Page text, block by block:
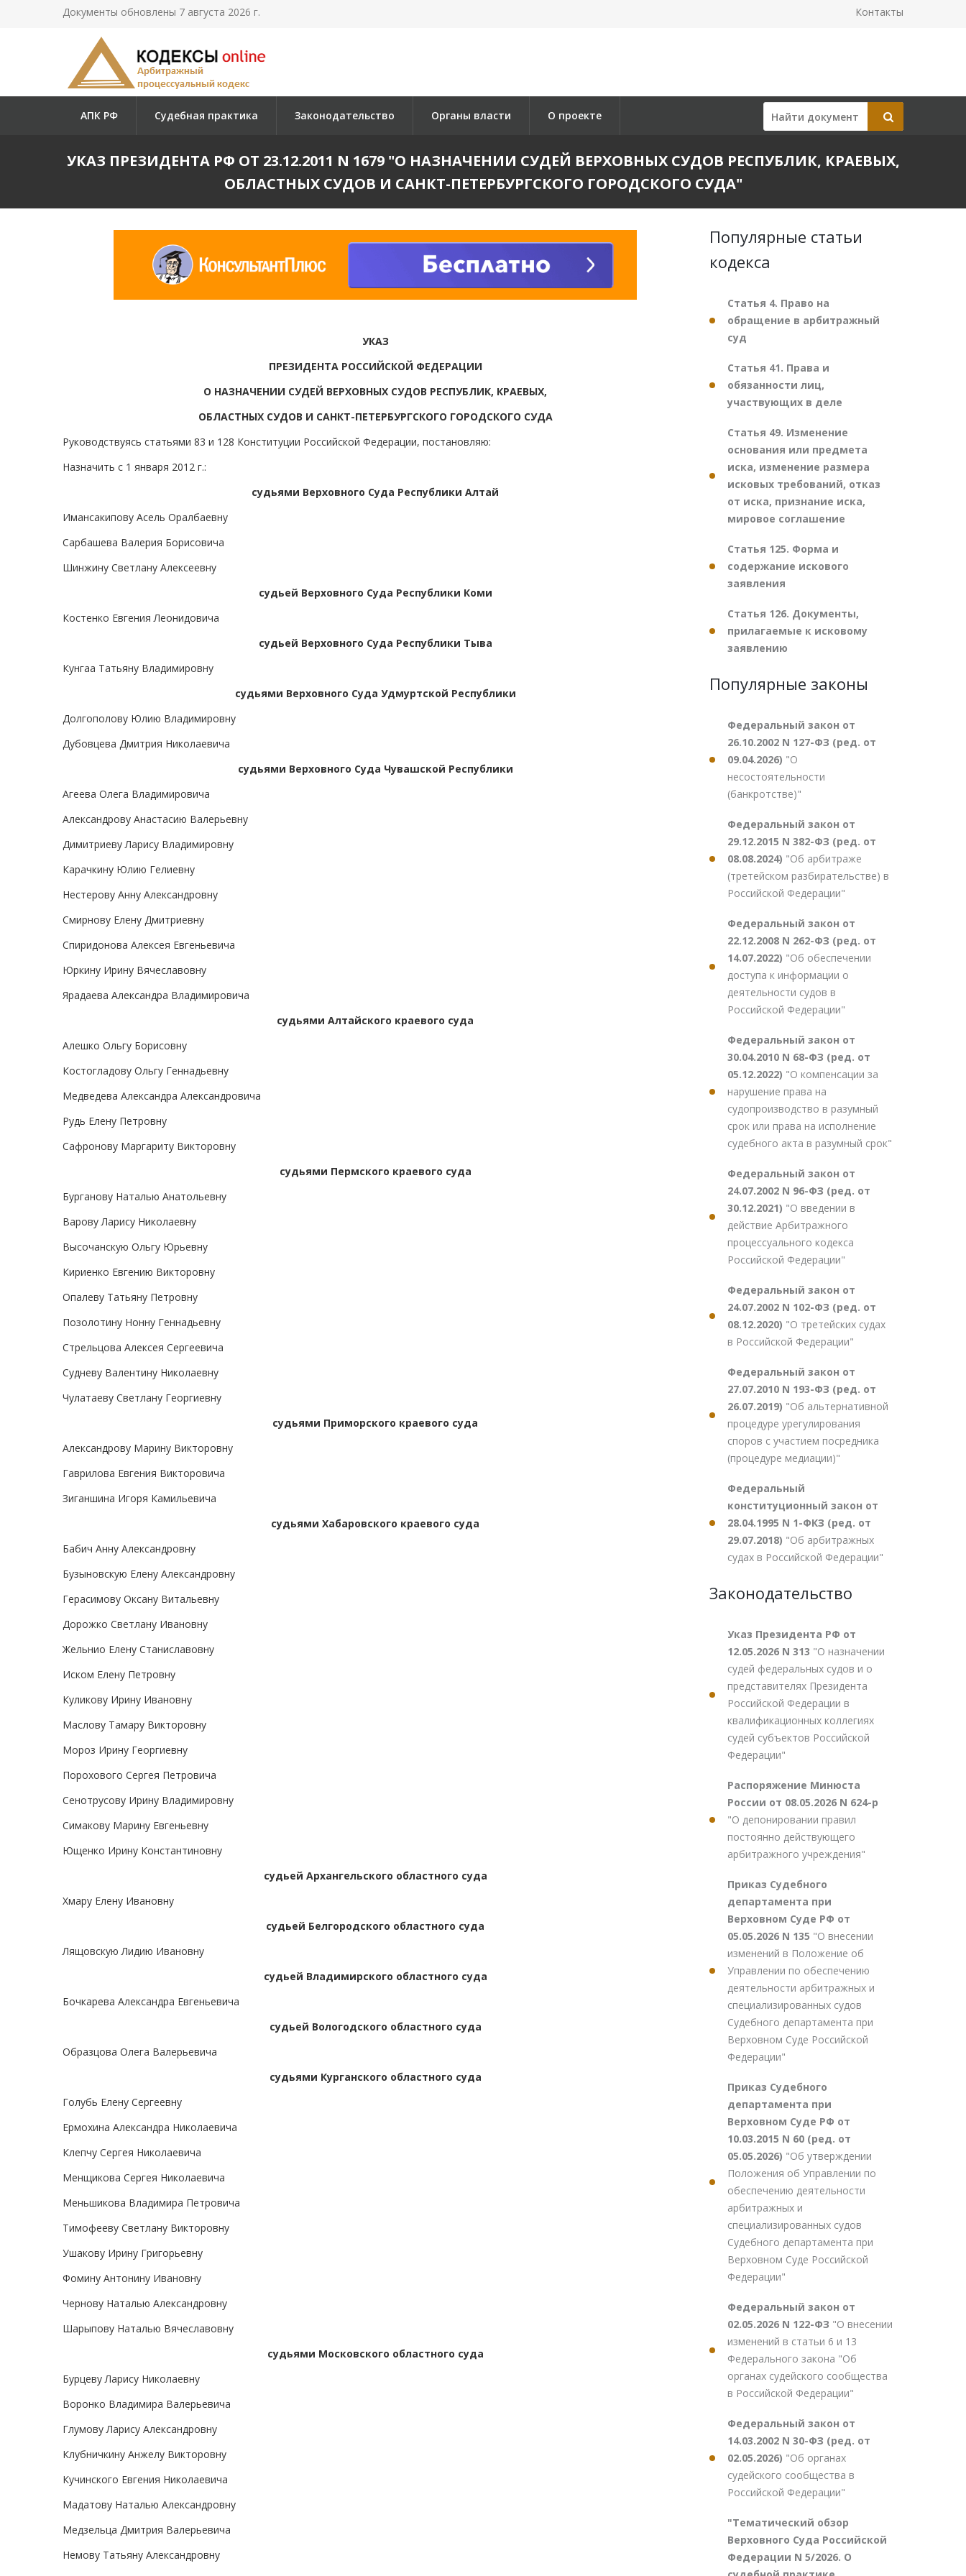
Документы обновлены 7 августа 2026 г. Контакты
АПК РФ Судебная практика Законодательство Органы власти О проекте
УКАЗ ПРЕЗИДЕНТА РФ ОТ 23.12.2011 N 1679 "О НАЗНАЧЕНИИ СУДЕЙ ВЕРХОВНЫХ СУДОВ РЕСПУБЛИК, КРАЕВЫХ,
ОБЛАСТНЫХ СУДОВ И САНКТ-ПЕТЕРБУРГСКОГО ГОРОДСКОГО СУДА"
УКАЗ
ПРЕЗИДЕНТА РОССИЙСКОЙ ФЕДЕРАЦИИ
О НАЗНАЧЕНИИ СУДЕЙ ВЕРХОВНЫХ СУДОВ РЕСПУБЛИК, КРАЕВЫХ,
ОБЛАСТНЫХ СУДОВ И САНКТ-ПЕТЕРБУРГСКОГО ГОРОДСКОГО СУДА
Руководствуясь статьями 83 и 128 Конституции Российской Федерации, постановляю:
Назначить с 1 января 2012 г.:
судьями Верховного Суда Республики Алтай
Имансакипову Асель Оралбаевну
Сарбашева Валерия Борисовича
Шинжину Светлану Алексеевну
судьей Верховного Суда Республики Коми
Костенко Евгения Леонидовича
судьей Верховного Суда Республики Тыва
Кунгаа Татьяну Владимировну
судьями Верховного Суда Удмуртской Республики
Долгополову Юлию Владимировну
Дубовцева Дмитрия Николаевича
судьями Верховного Суда Чувашской Республики
Агеева Олега Владимировича
Александрову Анастасию Валерьевну
Димитриеву Ларису Владимировну
Карачкину Юлию Гелиевну
Нестерову Анну Александровну
Смирнову Елену Дмитриевну
Спиридонова Алексея Евгеньевича
Юркину Ирину Вячеславовну
Ярадаева Александра Владимировича
судьями Алтайского краевого суда
Алешко Ольгу Борисовну
Костогладову Ольгу Геннадьевну
Медведева Александра Александровича
Рудь Елену Петровну
Сафронову Маргариту Викторовну
судьями Пермского краевого суда
Бурганову Наталью Анатольевну
Варову Ларису Николаевну
Высочанскую Ольгу Юрьевну
Кириенко Евгению Викторовну
Опалеву Татьяну Петровну
Позолотину Нонну Геннадьевну
Стрельцова Алексея Сергеевича
Судневу Валентину Николаевну
Чулатаеву Светлану Георгиевну
судьями Приморского краевого суда
Александрову Марину Викторовну
Гаврилова Евгения Викторовича
Зиганшина Игоря Камильевича
судьями Хабаровского краевого суда
Бабич Анну Александровну
Бузыновскую Елену Александровну
Герасимову Оксану Витальевну
Дорожко Светлану Ивановну
Жельнио Елену Станиславовну
Иском Елену Петровну
Куликову Ирину Ивановну
Маслову Тамару Викторовну
Мороз Ирину Георгиевну
Порохового Сергея Петровича
Сенотрусову Ирину Владимировну
Симакову Марину Евгеньевну
Ющенко Ирину Константиновну
судьей Архангельского областного суда
Хмару Елену Ивановну
судьей Белгородского областного суда
Лящовскую Лидию Ивановну
судьей Владимирского областного суда
Бочкарева Александра Евгеньевича
судьей Вологодского областного суда
Образцова Олега Валерьевича
судьями Курганского областного суда
Голубь Елену Сергеевну
Ермохина Александра Николаевича
Клепчу Сергея Николаевича
Менщикова Сергея Николаевича
Меньшикова Владимира Петровича
Тимофееву Светлану Викторовну
Ушакову Ирину Григорьевну
Фомину Антонину Ивановну
Чернову Наталью Александровну
Шарыпову Наталью Вячеславовну
судьями Московского областного суда
Бурцеву Ларису Николаевну
Воронко Владимира Валерьевича
Глумову Ларису Александровну
Клубничкину Анжелу Викторовну
Кучинского Евгения Николаевича
Мадатову Наталью Александровну
Медзельца Дмитрия Валерьевича
Немову Татьяну Александровну
Популярные статьи
кодекса
Статья 4. Право на
обращение в арбитражный
суд
Статья 41. Права и
обязанности лиц,
участвующих в деле
Статья 49. Изменение
основания или предмета
иска, изменение размера
исковых требований, отказ
от иска, признание иска,
мировое соглашение
Статья 125. Форма и
содержание искового
заявления
Статья 126. Документы,
прилагаемые к исковому
заявлению
Популярные законы
Федеральный закон от
26.10.2002 N 127-ФЗ (ред. от
09.04.2026) "О
несостоятельности
(банкротстве)"
Федеральный закон от
29.12.2015 N 382-ФЗ (ред. от
08.08.2024) "Об арбитраже
(третейском разбирательстве) в
Российской Федерации"
Федеральный закон от
22.12.2008 N 262-ФЗ (ред. от
14.07.2022) "Об обеспечении
доступа к информации о
деятельности судов в
Российской Федерации"
Федеральный закон от
30.04.2010 N 68-ФЗ (ред. от
05.12.2022) "О компенсации за
нарушение права на
судопроизводство в разумный
срок или права на исполнение
судебного акта в разумный срок"
Федеральный закон от
24.07.2002 N 96-ФЗ (ред. от
30.12.2021) "О введении в
действие Арбитражного
процессуального кодекса
Российской Федерации"
Федеральный закон от
24.07.2002 N 102-ФЗ (ред. от
08.12.2020) "О третейских судах
в Российской Федерации"
Федеральный закон от
27.07.2010 N 193-ФЗ (ред. от
26.07.2019) "Об альтернативной
процедуре урегулирования
споров с участием посредника
(процедуре медиации)"
Федеральный
конституционный закон от
28.04.1995 N 1-ФКЗ (ред. от
29.07.2018) "Об арбитражных
судах в Российской Федерации"
Законодательство
Указ Президента РФ от
12.05.2026 N 313 "О назначении
судей федеральных судов и о
представителях Президента
Российской Федерации в
квалификационных коллегиях
судей субъектов Российской
Федерации"
Распоряжение Минюста
России от 08.05.2026 N 624-р
"О депонировании правил
постоянно действующего
арбитражного учреждения"
Приказ Судебного
департамента при
Верховном Суде РФ от
05.05.2026 N 135 "О внесении
изменений в Положение об
Управлении по обеспечению
деятельности арбитражных и
специализированных судов
Судебного департамента при
Верховном Суде Российской
Федерации"
Приказ Судебного
департамента при
Верховном Суде РФ от
10.03.2015 N 60 (ред. от
05.05.2026) "Об утверждении
Положения об Управлении по
обеспечению деятельности
арбитражных и
специализированных судов
Судебного департамента при
Верховном Суде Российской
Федерации"
Федеральный закон от
02.05.2026 N 122-ФЗ "О внесении
изменений в статьи 6 и 13
Федерального закона "Об
органах судейского сообщества
в Российской Федерации"
Федеральный закон от
14.03.2002 N 30-ФЗ (ред. от
02.05.2026) "Об органах
судейского сообщества в
Российской Федерации"
"Тематический обзор
Верховного Суда Российской
Федерации N 5/2026. О